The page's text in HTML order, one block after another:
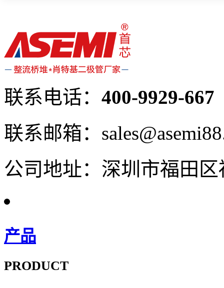
联系电话： 400-9929-667
联系邮箱：
公司地址：深圳市福田
产品
PRODUCT